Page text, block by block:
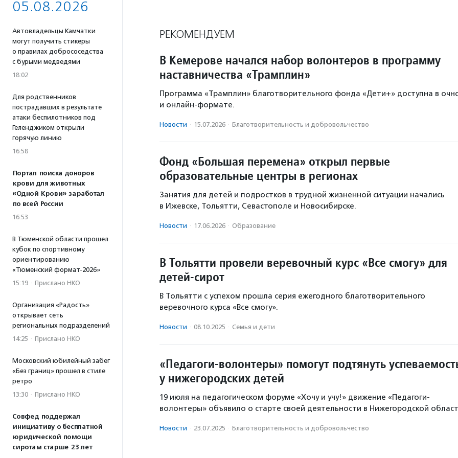
05.08.2026
Автовладельцы Камчатки
могут получить стикеры
о правилах добрососедства
с бурыми медведями
18:02
Для родственников
пострадавших в результате
атаки беспилотников под
Геленджиком открыли
горячую линию
16:58
Портал поиска доноров
крови для животных
«Одной Крови» заработал
по всей России
16:53
В Тюменской области прошел
кубок по спортивному
ориентированию
«Тюменский формат-2026»
15:19 · Прислано НКО
Организация «Радость»
открывает сеть
региональных подразделений
14:25 · Прислано НКО
Московский юбилейный забег
«Без границ» прошел в стиле
ретро
13:30 · Прислано НКО
Совфед поддержал
инициативу о бесплатной
юридической помощи
сиротам старше 23 лет
РЕКОМЕНДУЕМ
В Кемерове начался набор волонтеров в программу
наставничества «Трамплин»
Программа «Трамплин» благотворительного фонда «Дети+» доступна в
и онлайн-формате.
Новости · 15.07.2026 · Благотвори­тель­ность и доброволь­чест­во
Фонд «Большая перемена» открыл первые
образовательные центры в регионах
Занятия для детей и подростков в трудной жизненной ситуации начались
в Ижевске, Тольятти, Севастополе и Новосибирске.
Новости · 17.06.2026 · Образование
В Тольятти провели веревочный курс «Все смогу» для
детей-сирот
В Тольятти с успехом прошла серия ежегодного благотворительного
веревочного курса «Все смогу».
Новости · 08.10.2025 · Семья и дети
«Педагоги-волонтеры» помогут подтянуть
у нижегородских детей
19 июля на педагогическом форуме «Хочу и учу!» движение «Педагоги-
волонтеры» объявило о старте своей деятельности в Нижегородской
Новости · 23.07.2025 · Благотвори­тель­ность и доброволь­чест­во